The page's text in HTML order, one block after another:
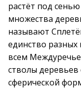
растёт под
множества
называют
единство разных
всем
стволы
сферической